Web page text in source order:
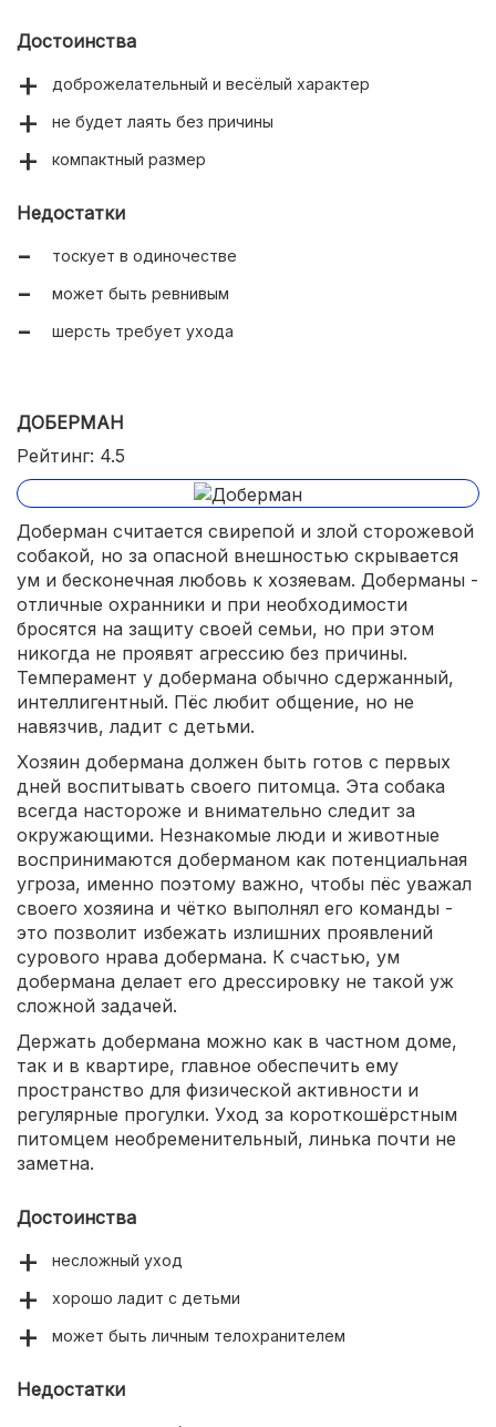
Достоинства
доброжелательный и весёлый характер
не будет лаять без причины
компактный размер
Недостатки
тоскует в одиночестве
может быть ревнивым
шерсть требует ухода
ДОБЕРМАН
Рейтинг: 4.5
Доберман считается свирепой и злой сторожевой
собакой, но за опасной внешностью скрывается
ум и бесконечная любовь к хозяевам. Доберманы -
отличные охранники и при необходимости
бросятся на защиту своей семьи, но при этом
никогда не проявят агрессию без причины.
Темперамент у добермана обычно сдержанный,
интеллигентный. Пёс любит общение, но не
навязчив, ладит с детьми.
Хозяин добермана должен быть готов с первых
дней воспитывать своего питомца. Эта собака
всегда настороже и внимательно следит за
окружающими. Незнакомые люди и животные
воспринимаются доберманом как потенциальная
угроза, именно поэтому важно, чтобы пёс уважал
своего хозяина и чётко выполнял его команды -
это позволит избежать излишних проявлений
сурового нрава добермана. К счастью, ум
добермана делает его дрессировку не такой уж
сложной задачей.
Держать добермана можно как в частном доме,
так и в квартире, главное обеспечить ему
пространство для физической активности и
регулярные прогулки. Уход за короткошёрстным
питомцем необременительный, линька почти не
заметна.
Достоинства
несложный уход
хорошо ладит с детьми
может быть личным телохранителем
Недостатки